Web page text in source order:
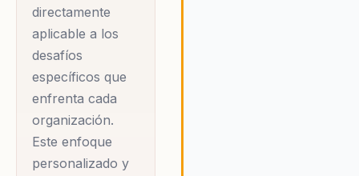
directamente
aplicable a los
desafíos
específicos que
enfrenta cada
organización.
Este enfoque
personalizado y